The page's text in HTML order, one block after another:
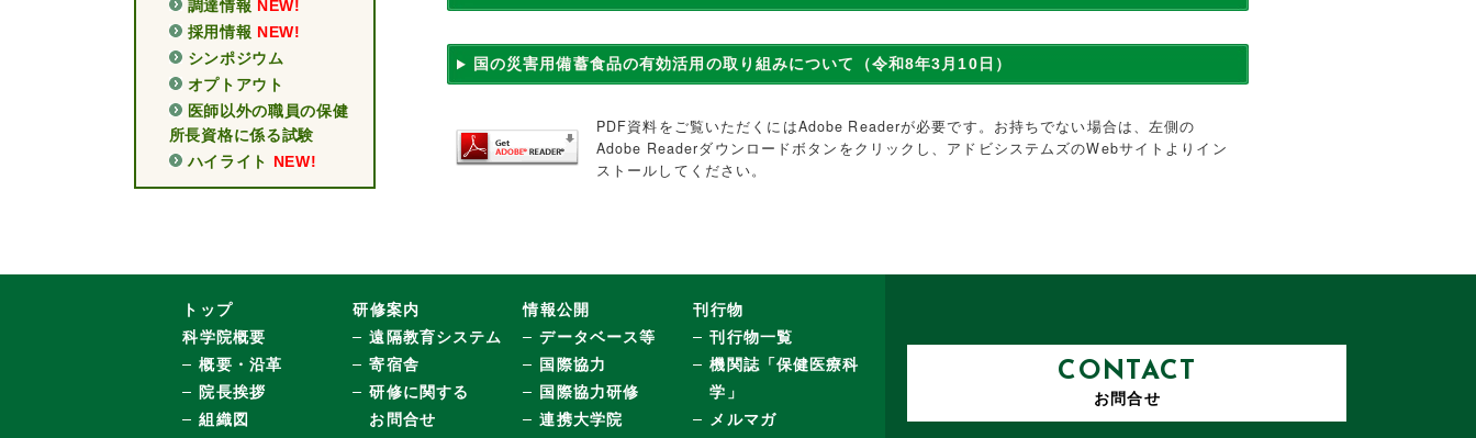
国の災害用備蓄食品の有効活用の取り組みについて（令和8年3月10日）
PDF資料をご覧いただくにはAdobe Readerが必要です。お持ちでない場合は、左側の
Adobe Readerダウンロードボタンをクリックし、アドビシステムズのWebサイトよりイン
ストールしてください。
調達情報 NEW!
採用情報 NEW!
シンポジウム
オプトアウト
医師以外の職員の保健
所長資格に係る試験
ハイライト NEW!
トップ
科学院概要
概要・沿革
院長挨拶
組織図
研修案内
遠隔教育システム
寄宿舎
研修に関する
お問合せ
情報公開
データベース等
国際協力
国際協力研修
連携大学院
刊行物
刊行物一覧
機関誌「保健医療科
学」
メルマガ
CONTACT
お問合せ